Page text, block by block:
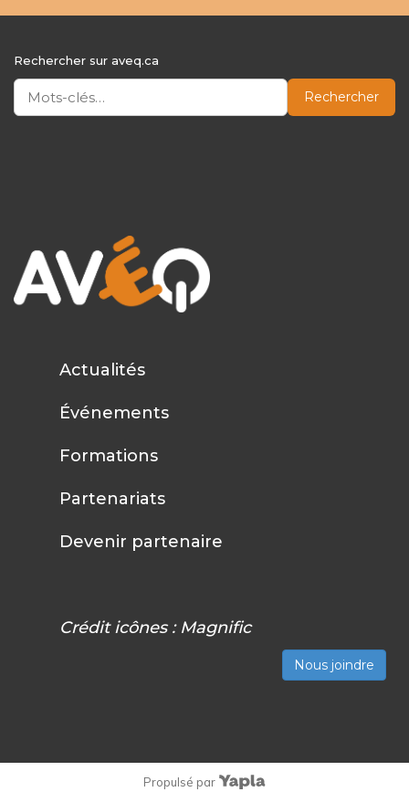
Rechercher sur aveq.ca
Rechercher
Actualités
Événements
Formations
Partenariats
Devenir partenaire
Crédit icônes : Magnific
Nous joindre
Propulsé par